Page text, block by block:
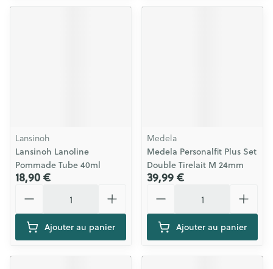
Lansinoh
Lansinoh Lanoline
Pommade Tube 40ml
18,90 €
Ajouter au panier
Medela
Medela Personalfit Plus Set
Double Tirelait M 24mm
39,99 €
Ajouter au panier